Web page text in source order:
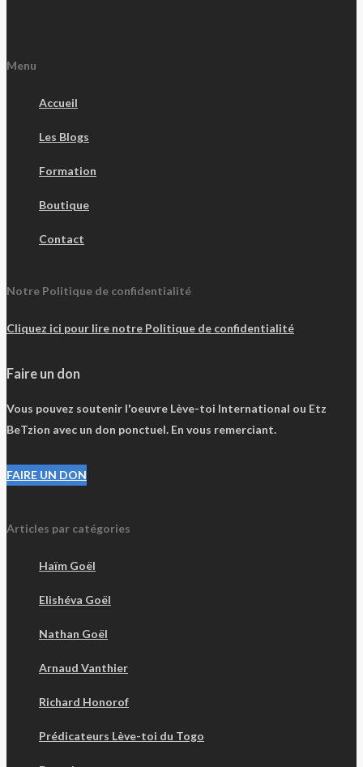
Menu
Accueil
Les Blogs
Formation
Boutique
Contact
Notre Politique de confidentialité
Cliquez ici pour lire notre Politique de confidentialité
Faire un don
Vous pouvez soutenir l'oeuvre Lève-toi International ou Etz
BeTzion avec un don ponctuel. En vous remerciant.
FAIRE UN DON
Articles par catégories
Haïm Goël
Elishéva Goël
Nathan Goël
Arnaud Vanthier
Richard Honorof
Prédicateurs Lève-toi du Togo